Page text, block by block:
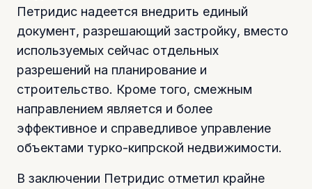
Петридис надеется внедрить единый
документ, разрешающий застройку, вместо
используемых сейчас отдельных
разрешений на планирование и
строительство. Кроме того, смежным
направлением является и более
эффективное и справедливое управление
объектами турко-кипрской недвижимости.
В заключении Петридис отметил крайне